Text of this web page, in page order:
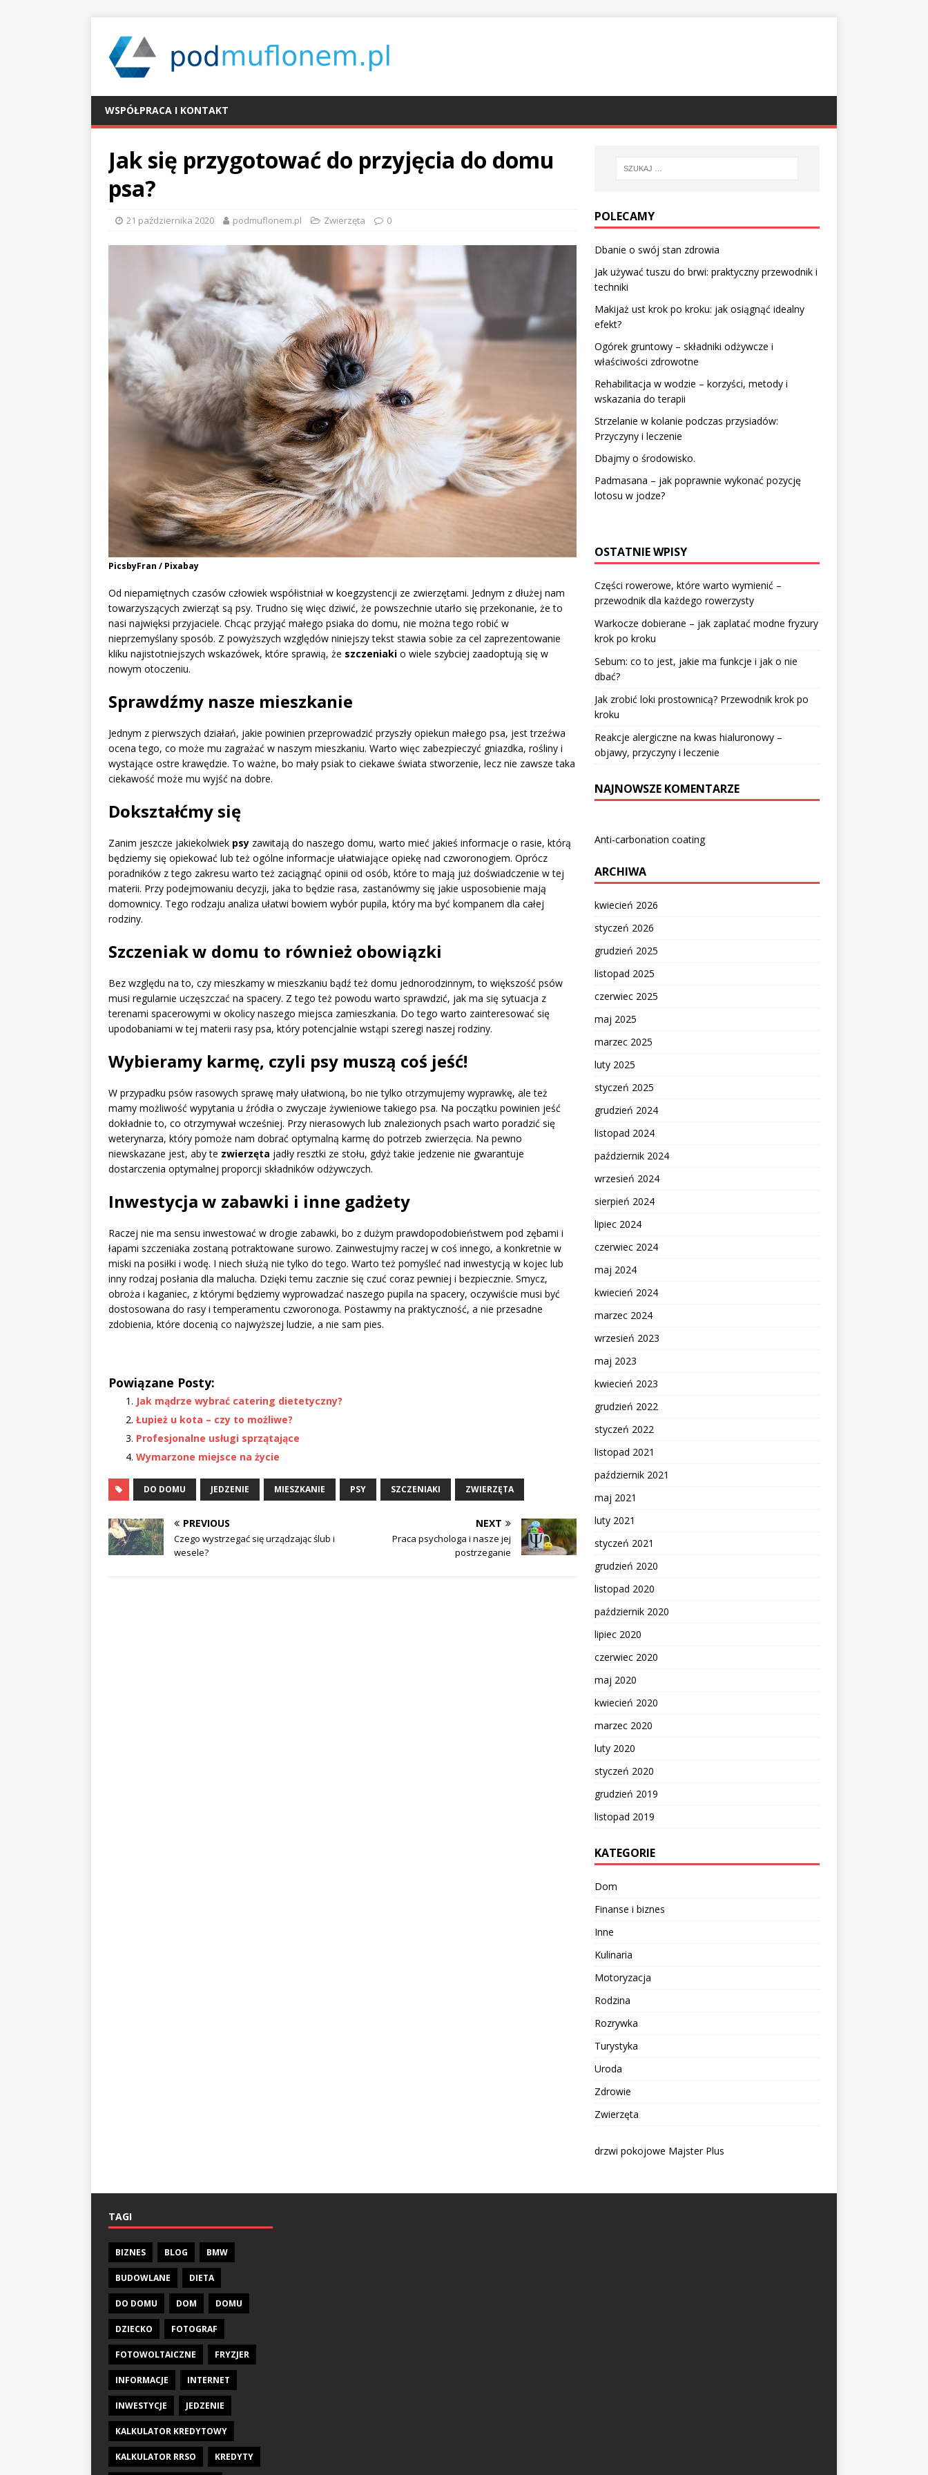
WSPÓŁPRACA I KONTAKT
Jak się przygotować do przyjęcia do domu
psa?
21 października 2020 podmuflonem.pl Zwierzęta 0
PicsbyFran / Pixabay
Od niepamiętnych czasów człowiek współistniał w koegzystencji ze zwierzętami. Jednym z dłużej nam
towarzyszących zwierząt są psy. Trudno się więc dziwić, że powszechnie utarło się przekonanie, że to
nasi najwięksi przyjaciele. Chcąc przyjąć małego psiaka do domu, nie można tego robić w
nieprzemyślany sposób. Z powyższych względów niniejszy tekst stawia sobie za cel zaprezentowanie
kliku najistotniejszych wskazówek, które sprawią, że szczeniaki o wiele szybciej zaadoptują się w
nowym otoczeniu.
Sprawdźmy nasze mieszkanie
Jednym z pierwszych działań, jakie powinien przeprowadzić przyszły opiekun małego psa, jest trzeźwa
ocena tego, co może mu zagrażać w naszym mieszkaniu. Warto więc zabezpieczyć gniazdka, rośliny i
wystające ostre krawędzie. To ważne, bo mały psiak to ciekawe świata stworzenie, lecz nie zawsze taka
ciekawość może mu wyjść na dobre.
Dokształćmy się
Zanim jeszcze jakiekolwiek psy zawitają do naszego domu, warto mieć jakieś informacje o rasie, którą
będziemy się opiekować lub też ogólne informacje ułatwiające opiekę nad czworonogiem. Oprócz
poradników z tego zakresu warto też zaciągnąć opinii od osób, które to mają już doświadczenie w tej
materii. Przy podejmowaniu decyzji, jaka to będzie rasa, zastanówmy się jakie usposobienie mają
domownicy. Tego rodzaju analiza ułatwi bowiem wybór pupila, który ma być kompanem dla całej
rodziny.
Szczeniak w domu to również obowiązki
Bez względu na to, czy mieszkamy w mieszkaniu bądź też domu jednorodzinnym, to większość psów
musi regularnie uczęszczać na spacery. Z tego też powodu warto sprawdzić, jak ma się sytuacja z
terenami spacerowymi w okolicy naszego miejsca zamieszkania. Do tego warto zainteresować się
upodobaniami w tej materii rasy psa, który potencjalnie wstąpi szeregi naszej rodziny.
Wybieramy karmę, czyli psy muszą coś jeść!
W przypadku psów rasowych sprawę mały ułatwioną, bo nie tylko otrzymujemy wyprawkę, ale też
mamy możliwość wypytania u źródła o zwyczaje żywieniowe takiego psa. Na początku powinien jeść
dokładnie to, co otrzymywał wcześniej. Przy nierasowych lub znalezionych psach warto poradzić się
weterynarza, który pomoże nam dobrać optymalną karmę do potrzeb zwierzęcia. Na pewno
niewskazane jest, aby te zwierzęta jadły resztki ze stołu, gdyż takie jedzenie nie gwarantuje
dostarczenia optymalnej proporcji składników odżywczych.
Inwestycja w zabawki i inne gadżety
Raczej nie ma sensu inwestować w drogie zabawki, bo z dużym prawdopodobieństwem pod zębami i
łapami szczeniaka zostaną potraktowane surowo. Zainwestujmy raczej w coś innego, a konkretnie w
miski na posiłki i wodę. I niech służą nie tylko do tego. Warto też pomyśleć nad inwestycją w kojec lub
inny rodzaj posłania dla malucha. Dzięki temu zacznie się czuć coraz pewniej i bezpiecznie. Smycz,
obroża i kaganiec, z którymi będziemy wyprowadzać naszego pupila na spacery, oczywiście musi być
dostosowana do rasy i temperamentu czworonoga. Postawmy na praktyczność, a nie przesadne
zdobienia, które docenią co najwyższej ludzie, a nie sam pies.
Powiązane Posty:
Jak mądrze wybrać catering dietetyczny?
Łupież u kota – czy to możliwe?
Profesjonalne usługi sprzątające
Wymarzone miejsce na życie
DO DOMU JEDZENIE MIESZKANIE PSY SZCZENIAKI ZWIERZĘTA
PREVIOUS
Czego wystrzegać się urządzając ślub i
wesele?
NEXT
Praca psychologa i nasze jej
postrzeganie
POLECAMY
Dbanie o swój stan zdrowia
Jak używać tuszu do brwi: praktyczny przewodnik i
techniki
Makijaż ust krok po kroku: jak osiągnąć idealny
efekt?
Ogórek gruntowy – składniki odżywcze i
właściwości zdrowotne
Rehabilitacja w wodzie – korzyści, metody i
wskazania do terapii
Strzelanie w kolanie podczas przysiadów:
Przyczyny i leczenie
Dbajmy o środowisko.
Padmasana – jak poprawnie wykonać pozycję
lotosu w jodze?
OSTATNIE WPISY
Części rowerowe, które warto wymienić –
przewodnik dla każdego rowerzysty
Warkocze dobierane – jak zaplatać modne fryzury
krok po kroku
Sebum: co to jest, jakie ma funkcje i jak o nie
dbać?
Jak zrobić loki prostownicą? Przewodnik krok po
kroku
Reakcje alergiczne na kwas hialuronowy –
objawy, przyczyny i leczenie
NAJNOWSZE KOMENTARZE
Anti-carbonation coating
ARCHIWA
kwiecień 2026
styczeń 2026
grudzień 2025
listopad 2025
czerwiec 2025
maj 2025
marzec 2025
luty 2025
styczeń 2025
grudzień 2024
listopad 2024
październik 2024
wrzesień 2024
sierpień 2024
lipiec 2024
czerwiec 2024
maj 2024
kwiecień 2024
marzec 2024
wrzesień 2023
maj 2023
kwiecień 2023
grudzień 2022
styczeń 2022
listopad 2021
październik 2021
maj 2021
luty 2021
styczeń 2021
grudzień 2020
listopad 2020
październik 2020
lipiec 2020
czerwiec 2020
maj 2020
kwiecień 2020
marzec 2020
luty 2020
styczeń 2020
grudzień 2019
listopad 2019
KATEGORIE
Dom
Finanse i biznes
Inne
Kulinaria
Motoryzacja
Rodzina
Rozrywka
Turystyka
Uroda
Zdrowie
Zwierzęta
drzwi pokojowe Majster Plus
TAGI
BIZNES BLOG BMW
BUDOWLANE DIETA
DO DOMU DOM DOMU
DZIECKO FOTOGRAF
FOTOWOLTAICZNE FRYZJER
INFORMACJE INTERNET
INWESTYCJE JEDZENIE
KALKULATOR KREDYTOWY
KALKULATOR RRSO KREDYTY